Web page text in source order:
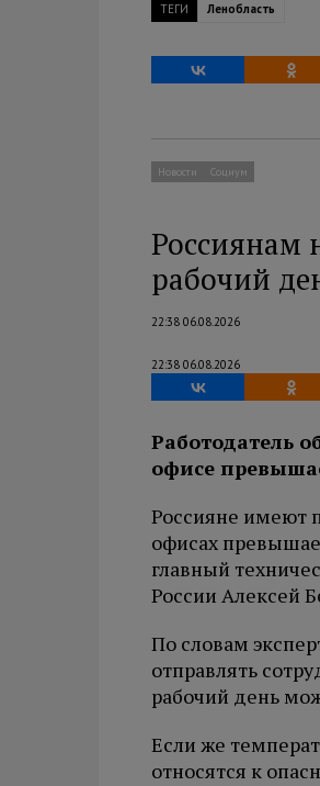
ТЕГИ Ленобласть
Новости Социум
Россиянам
рабочий
22:38 06.08.2026
22:38 06.08.2026
Работодатель
офисе
Россияне имеют
офисах
главный
России Алексей
По словам
отправлять
рабочий день
Если же
относятся к